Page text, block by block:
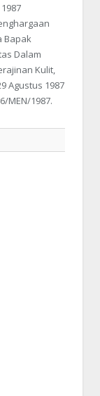
Bapak
Dalam
Kulit,
Agustus 1987
MEN/1987.